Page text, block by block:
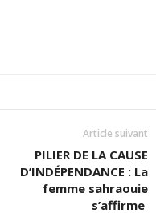
Article suivant
PILIER DE LA CAUSE
D’INDÉPENDANCE : La
femme sahraouie
s’affirme